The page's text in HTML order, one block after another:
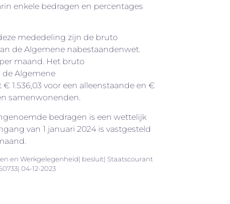
enkele bedragen en percentages
mededeling zijn de bruto
de Algemene nabestaandenwet.
maand. Het bruto
Algemene
1.536,03 voor een alleenstaande en €
samenwonenden.
bedragen is een wettelijk
van 1 januari 2024 is vastgesteld
en Werkgelegenheid| besluit| Staatscourant
04-12-2023